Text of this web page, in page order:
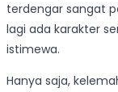
terdengar sangat
lagi ada karakter
istimewa.
Hanya saja,